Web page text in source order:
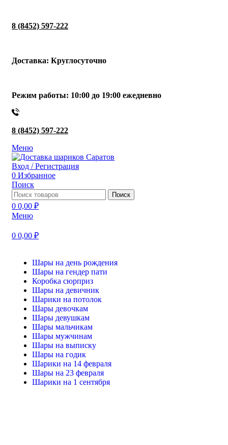
8 (8452) 597-222
Доставка: Круглосуточно
Режим работы: 10:00 до 19:00 ежедневно
8 (8452) 597-222
Меню
Вход / Регистрация
0 Избранное
Поиск
Поиск
0 0,00 ₽
Меню
0 0,00 ₽
Шары на день рождения
Шары на гендер пати
Коробка сюрприз
Шары на девичник
Шарики на потолок
Шары девочкам
Шары девушкам
Шары мальчикам
Шары мужчинам
Шары на выписку
Шары на годик
Шарики на 14 февраля
Шары на 23 февраля
Шарики на 1 сентября